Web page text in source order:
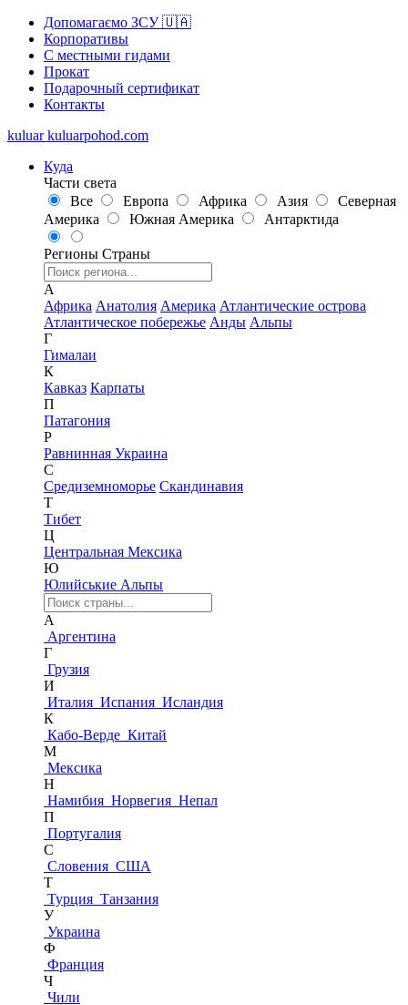
Допомагаємо ЗСУ 🇺🇦
Корпоративы
С местными гидами
Прокат
Подарочный сертификат
Контакты
kuluar kuluarpohod.com
Куда
Части света
Все
Европа Африка Азия
Северная
Америка
Южная Америка Антарктида
Регионы Страны
А
Африка Анатолия Америка Атлантические острова
Атлантическое побережье Анды Альпы
Г
Гималаи
К
Кавказ Карпаты
П
Патагония
Р
Равнинная Украина
С
Средиземноморье Скандинавия
Т
Тибет
Ц
Центральная Мексика
Ю
Юлийськие Альпы
А
Аргентина
Г
Грузия
И
Италия Испания Исландия
К
Кабо-Верде Китай
М
Мексика
Н
Намибия Норвегия Непал
П
Португалия
С
Словения США
Т
Турция Танзания
У
Украина
Ф
Франция
Ч
Чили